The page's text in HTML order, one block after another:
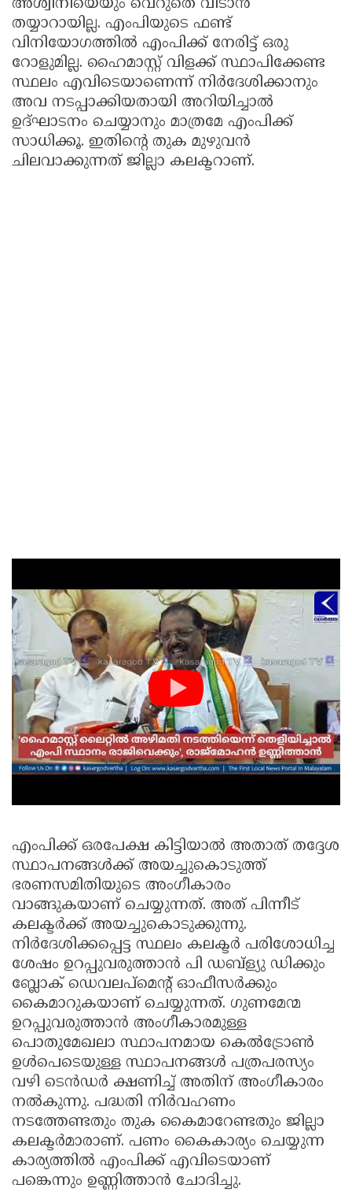
അശ്വിനിയെയും വെറുതെ വിടാൻ
തയ്യാറായില്ല. എംപിയുടെ ഫണ്ട്
വിനിയോഗത്തിൽ എംപിക്ക് നേരിട്ട് ഒരു
റോളുമില്ല. ഹൈമാസ്റ്റ് വിളക്ക് സ്ഥാപിക്കേണ്ട
സ്ഥലം എവിടെയാണെന്ന് നിർദേശിക്കാനും
അവ നടപ്പാക്കിയതായി അറിയിച്ചാൽ
ഉദ്ഘാടനം ചെയ്യാനും മാത്രമേ എംപിക്ക്
സാധിക്കൂ. ഇതിന്റെ തുക മുഴുവൻ
ചിലവാക്കുന്നത് ജില്ലാ കലക്ടറാണ്.
എംപിക്ക് ഒരപേക്ഷ കിട്ടിയാൽ അതാത് തദ്ദേശ
സ്ഥാപനങ്ങൾക്ക് അയച്ചുകൊടുത്ത്
ഭരണസമിതിയുടെ അംഗീകാരം
വാങ്ങുകയാണ് ചെയ്യുന്നത്. അത് പിന്നീട്
കലക്ടർക്ക് അയച്ചുകൊടുക്കുന്നു.
നിർദേശിക്കപ്പെട്ട സ്ഥലം കലക്ടർ പരിശോധിച്ച
ശേഷം ഉറപ്പുവരുത്താൻ പി ഡബ്ള്യു ഡിക്കും
ബ്ലോക് ഡെവലപ്മെന്റ് ഓഫീസർക്കും
കൈമാറുകയാണ് ചെയ്യുന്നത്. ഗുണമേന്മ
ഉറപ്പുവരുത്താൻ അംഗീകാരമുള്ള
പൊതുമേഖലാ സ്ഥാപനമായ കെൽട്രോൺ
ഉൾപെടെയുള്ള സ്ഥാപനങ്ങൾ പത്രപരസ്യം
വഴി ടെൻഡർ ക്ഷണിച്ച് അതിന് അംഗീകാരം
നൽകുന്നു. പദ്ധതി നിർവഹണം
നടത്തേണ്ടതും തുക കൈമാറേണ്ടതും ജില്ലാ
കലക്ടർമാരാണ്. പണം കൈകാര്യം ചെയ്യുന്ന
കാര്യത്തിൽ എംപിക്ക് എവിടെയാണ്
പങ്കെന്നും ഉണ്ണിത്താൻ ചോദിച്ചു.